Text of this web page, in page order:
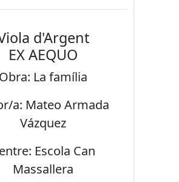
d'Argent
EX AEQUO
Obra: La família
a: Mateo Armada
Vázquez
Escola Can
Massallera